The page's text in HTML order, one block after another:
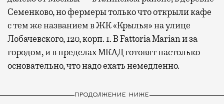
Семенково, но фермеры только что открыли кафе
с тем же названием в ЖК «Крылья» на улице
Лобачевского, 120, корп. 1. В Fattoria Marian и за
городом, и в пределах МКАД готовят настолько
основательно, что надо ехать немедленно.
ПРОДОЛЖЕНИЕ НИЖЕ